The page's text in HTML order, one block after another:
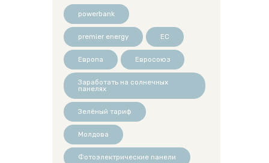
powerbank
premier energy ЕС
Европа Евросоюз
Заработать на солнечных
панелях
Зелёный тариф
Молдова
Фотоэлектрические панели